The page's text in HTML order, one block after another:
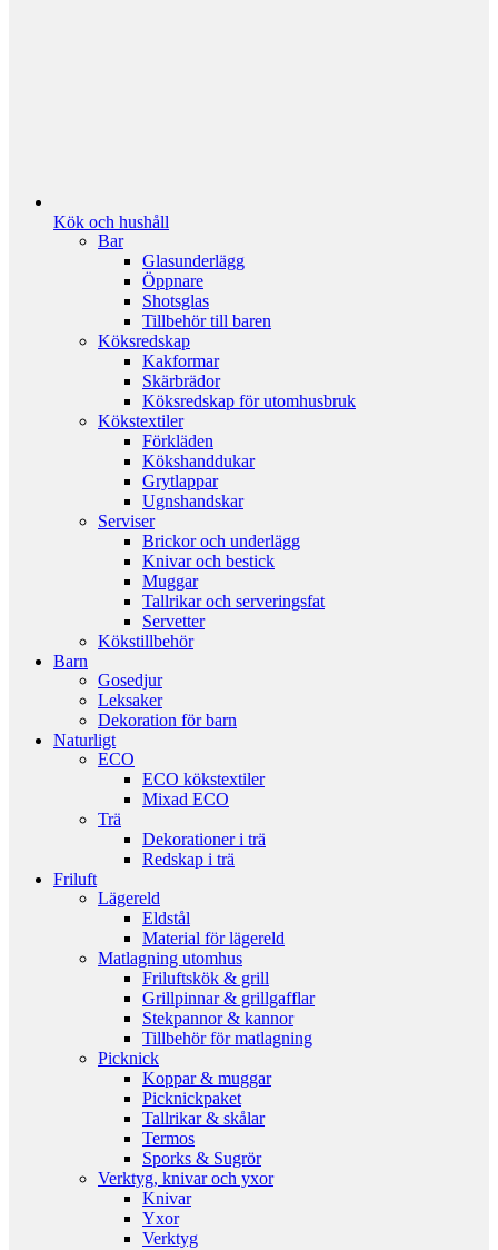
Kök och hushåll
Bar
Glasunderlägg
Öppnare
Shotsglas
Tillbehör till baren
Köksredskap
Kakformar
Skärbrädor
Köksredskap för utomhusbruk
Kökstextiler
Förkläden
Kökshanddukar
Grytlappar
Ugnshandskar
Serviser
Brickor och underlägg
Knivar och bestick
Muggar
Tallrikar och serveringsfat
Servetter
Kökstillbehör
Barn
Gosedjur
Leksaker
Dekoration för barn
Naturligt
ECO
ECO kökstextiler
Mixad ECO
Trä
Dekorationer i trä
Redskap i trä
Friluft
Lägereld
Eldstål
Material för lägereld
Matlagning utomhus
Friluftskök & grill
Grillpinnar & grillgafflar
Stekpannor & kannor
Tillbehör för matlagning
Picknick
Koppar & muggar
Picknickpaket
Tallrikar & skålar
Termos
Sporks & Sugrör
Verktyg, knivar och yxor
Knivar
Yxor
Verktyg